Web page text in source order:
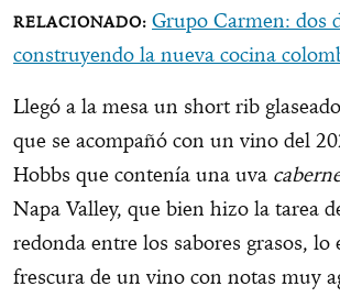
Grupo Carmen: dos
construyendo la nueva cocina
Llegó a la mesa un short rib
que se acompañó con un vino del
Hobbs que contenía una uva
Napa Valley, que bien hizo la tarea
redonda entre los sabores grasos, lo
frescura de un vino con notas muy